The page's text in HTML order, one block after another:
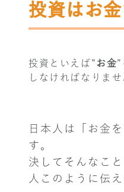
投資はお
投資といえば”お金
しなければなりませ
日本人は「お金
す。
決してそんなこ
人このように伝